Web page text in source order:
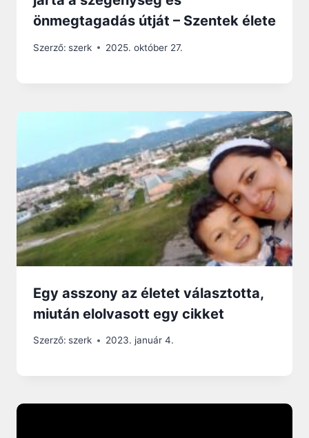
önmegtagadás útját – Szentek élete
Szerző: szerk 2025. október 27.
Egy asszony az életet választotta,
miután elolvasott egy cikket
Szerző: szerk 2023. január 4.